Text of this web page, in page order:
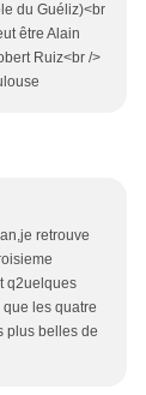
du Guéliz)<br
être Alain
Ruiz<br />
retrouve
q2uelques
les quatre
plus belles de